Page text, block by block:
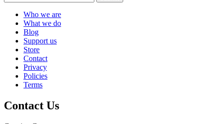
Who we are
What we do
Blog
Support us
Store
Contact
Privacy
Policies
Terms
Contact Us